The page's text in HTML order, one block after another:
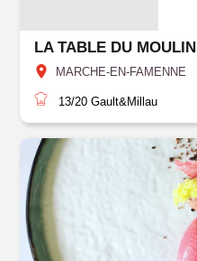
LA TABLE DU MOULIN
MARCHE-EN-FAMENNE
13/20 Gault&Millau